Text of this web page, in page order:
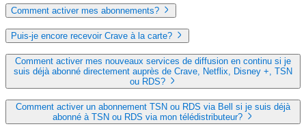
Comment activer mes abonnements?
Puis-je encore recevoir Crave à la carte?
Comment activer mes nouveaux services de diffusion en continu si je
suis déjà abonné directement auprès de Crave, Netflix, Disney +, TSN
ou RDS?
Comment activer un abonnement TSN ou RDS via Bell si je suis déjà
abonné à TSN ou RDS via mon télédistributeur?